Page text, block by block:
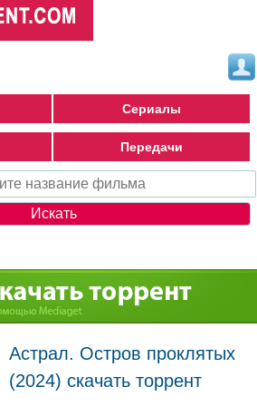
Сериалы
Передачи
Астрал. Остров проклятых
(2024) скачать торрент